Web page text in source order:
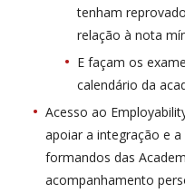
tenham
relação à nota
E façam os
calendário da
Acesso ao
apoiar a integração e
formandos das
acompanhamento